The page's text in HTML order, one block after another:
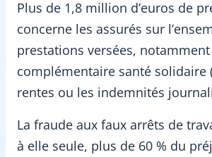
Plus de 1,8 million d’euros de
concerne les assurés sur
prestations versées,
complémentaire santé solidaire
rentes ou les indemnités
La fraude aux faux arrêts de
à elle seule, plus de 60 % du